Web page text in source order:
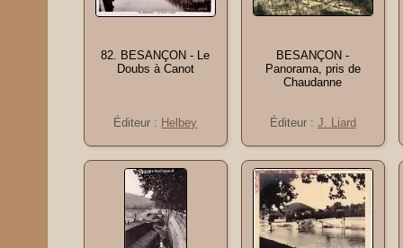
82. BESANÇON - Le
Doubs à Canot
Éditeur : Helbey
BESANÇON -
Panorama, pris de
Chaudanne
Éditeur : J. Liard